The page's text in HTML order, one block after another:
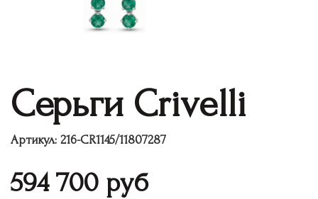
Серьги Crivelli
Артикул: 216-CR1145/11807287
594 700 руб